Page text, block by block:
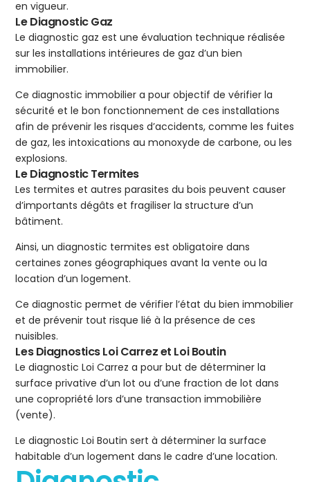
en vigueur.
Le Diagnostic Gaz
Le diagnostic gaz est une évaluation technique réalisée
sur les installations intérieures de gaz d’un bien
immobilier.
Ce diagnostic immobilier a pour objectif de vérifier la
sécurité et le bon fonctionnement de ces installations
afin de prévenir les risques d’accidents, comme les fuites
de gaz, les intoxications au monoxyde de carbone, ou les
explosions.
Le Diagnostic Termites
Les termites et autres parasites du bois peuvent causer
d’importants dégâts et fragiliser la structure d’un
bâtiment.
Ainsi, un diagnostic termites est obligatoire dans
certaines zones géographiques avant la vente ou la
location d’un logement.
Ce diagnostic permet de vérifier l’état du bien immobilier
et de prévenir tout risque lié à la présence de ces
nuisibles.
Les Diagnostics Loi Carrez et Loi Boutin
Le diagnostic Loi Carrez a pour but de déterminer la
surface privative d’un lot ou d’une fraction de lot dans
une copropriété lors d’une transaction immobilière
(vente).
Le diagnostic Loi Boutin sert à déterminer la surface
habitable d’un logement dans le cadre d’une location.